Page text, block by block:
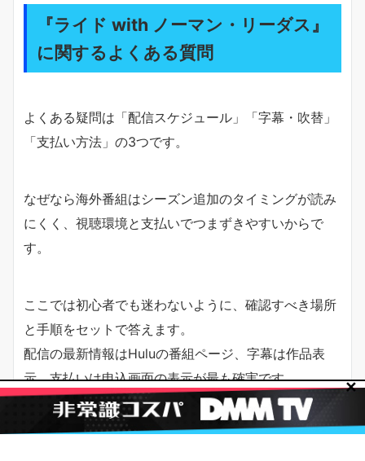
『ライド with ノーマン・リーダス』
に関するよくある質問
よくある疑問は「配信スケジュール」「字幕・吹替」
「支払い方法」の3つです。
なぜなら海外番組はシーズン追加のタイミングが読み
にくく、視聴環境と支払いでつまずきやすいからで
す。
ここでは初心者でも迷わないように、確認すべき場所
と手順をセットで答えます。
配信の最新情報はHuluの番組ページ、字幕は作品表
示、支払いは申込画面の表示が最も確実です。
Q：シーズンごとの配信スケジュールは？
✕